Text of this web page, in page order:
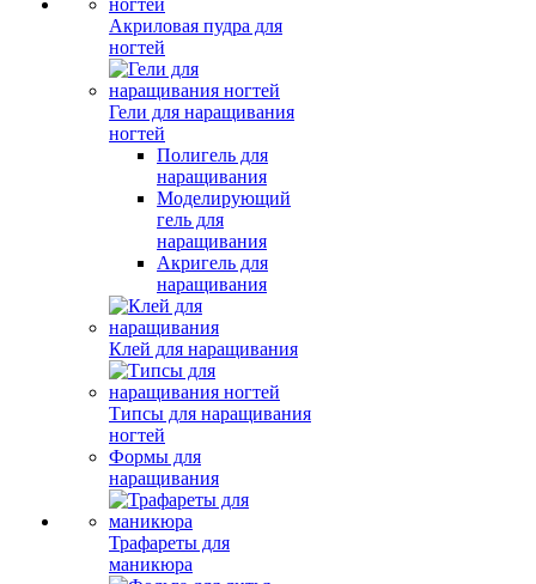
Акриловая пудра для
ногтей
Гели для наращивания
ногтей
Полигель для
наращивания
Моделирующий
гель для
наращивания
Акригель для
наращивания
Клей для наращивания
Типсы для наращивания
ногтей
Формы для
наращивания
Трафареты для
маникюра